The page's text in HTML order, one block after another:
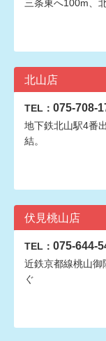
三条東へ100m、北
北山店
TEL： 075-708-
地下鉄北山駅4番
結。
伏見桃山店
TEL： 075-644-
近鉄京都線桃山御
ぐ